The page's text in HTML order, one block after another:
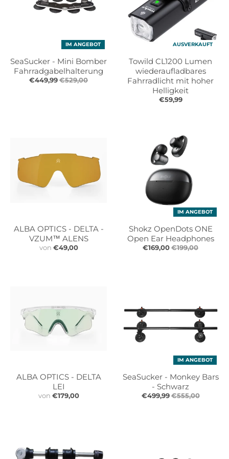
IM ANGEBOT
SeaSucker - Mini Bomber
Fahrradgabelhalterung
€449,99€529,00
AUSVERKAUFT
Towild CL1200 Lumen
wiederaufladbares
Fahrradlicht mit hoher
Helligkeit
€59,99
ALBA OPTICS - DELTA -
VZUM™ ALENS
von €49,00
IM ANGEBOT
Shokz OpenDots ONE
Open Ear Headphones
€169,00€199,00
ALBA OPTICS - DELTA
LEI
von €179,00
IM ANGEBOT
SeaSucker - Monkey Bars
- Schwarz
€499,99€555,00